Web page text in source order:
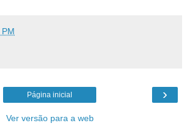
›
Página inicial
Ver versão para a web